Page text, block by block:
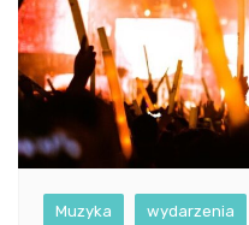
Muzyka wydarzenia